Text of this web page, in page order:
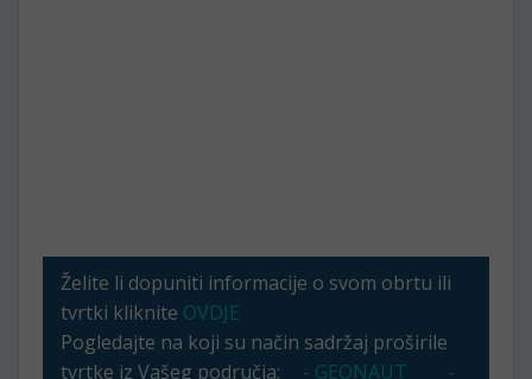
Želite li dopuniti informacije o svom obrtu ili
tvrtki kliknite OVDJE
Pogledajte na koji su način sadržaj proširile
tvrtke iz Vašeg područja:
- GEONAUT
-